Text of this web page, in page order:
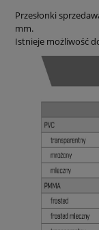
Przesłonki
mm.
Istnieje możliwość